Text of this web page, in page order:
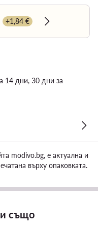
+1,84 €
Dowiedz się
14 дни, 30 дни за
modivo.bg, е актуална и
върху опаковката.
също